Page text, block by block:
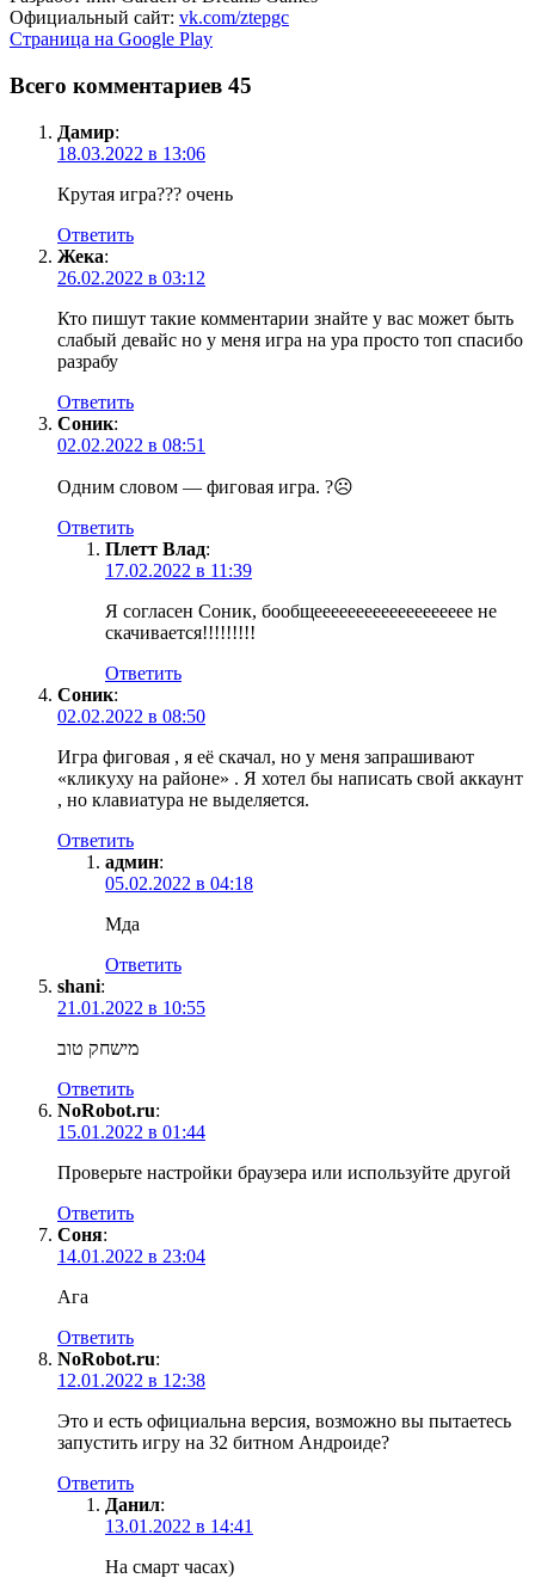
Официальный сайт: vk.com/ztepgc
Страница на Google Play
Всего комментариев 45
Дамир:
18.03.2022 в 13:06
Крутая игра??? очень
Ответить
Жека:
26.02.2022 в 03:12
Кто пишут такие комментарии знайте у вас может быть
слабый девайс но у меня игра на ура просто топ спасибо
разрабу
Ответить
Соник:
02.02.2022 в 08:51
Одним словом — фиговая игра. ?☹️
Ответить
Плетт Влад:
17.02.2022 в 11:39
Я согласен Соник, бообщеееееееееееееееееее не
скачивается!!!!!!!!!
Ответить
Соник:
02.02.2022 в 08:50
Игра фиговая , я её скачал, но у меня запрашивают
«кликуху на районе» . Я хотел бы написать свой аккаунт
, но клавиатура не выделяется.
Ответить
админ:
05.02.2022 в 04:18
Мда
Ответить
shani:
21.01.2022 в 10:55
מישחק טוב
Ответить
NoRobot.ru:
15.01.2022 в 01:44
Проверьте настройки браузера или используйте другой
Ответить
Соня:
14.01.2022 в 23:04
Ага
Ответить
NoRobot.ru:
12.01.2022 в 12:38
Это и есть официальна версия, возможно вы пытаетесь
запустить игру на 32 битном Андроиде?
Ответить
Данил:
13.01.2022 в 14:41
На смарт часах)